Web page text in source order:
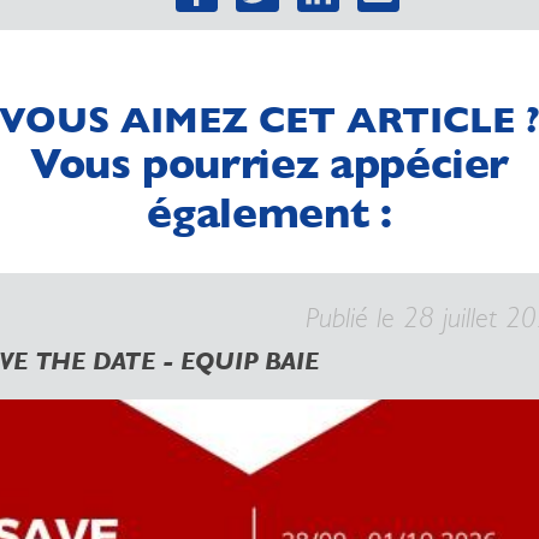
VOUS AIMEZ CET ARTICLE ?
Vous pourriez appécier
également :
Publié le 28 juillet
THE DATE - EQUIP BAIE